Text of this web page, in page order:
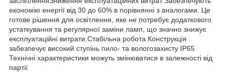
економію енергії від 30 до 60% в порівнянні з аналогами. Це
готове рішення для освітлення, яке не потребує додаткового
устаткування та регулярної заміни ламп, що значно знижує
експлуатаційні витрати.Стабільна робота Конструкція
забезпечує високий ступінь пило- та вологозахисту IР65
Технічні характеристики можуть змінюватися в залежності від
партії